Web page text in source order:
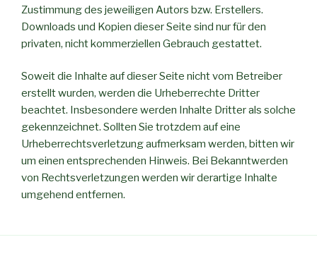
Zustimmung des jeweiligen Autors bzw. Erstellers.
Downloads und Kopien dieser Seite sind nur für den
privaten, nicht kommerziellen Gebrauch gestattet.
Soweit die Inhalte auf dieser Seite nicht vom Betreiber
erstellt wurden, werden die Urheberrechte Dritter
beachtet. Insbesondere werden Inhalte Dritter als solche
gekennzeichnet. Sollten Sie trotzdem auf eine
Urheberrechtsverletzung aufmerksam werden, bitten wir
um einen entsprechenden Hinweis. Bei Bekanntwerden
von Rechtsverletzungen werden wir derartige Inhalte
umgehend entfernen.